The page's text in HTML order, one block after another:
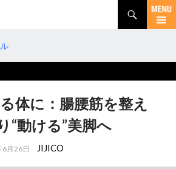
体に：腸腰筋を整え
“動ける”美脚へ
月26日 JIJICO